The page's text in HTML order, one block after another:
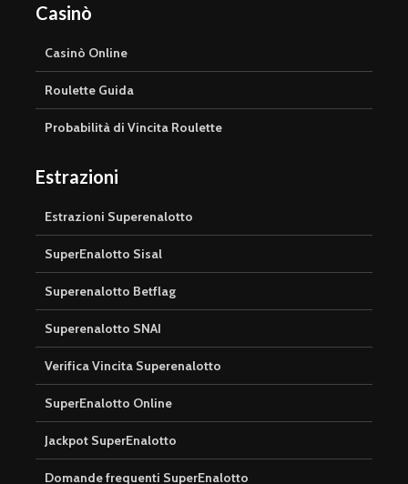
Casinò
Casinò Online
Roulette Guida
Probabilità di Vincita Roulette
Estrazioni
Estrazioni Superenalotto
SuperEnalotto Sisal
Superenalotto Betflag
Superenalotto SNAI
Verifica Vincita Superenalotto
SuperEnalotto Online
Jackpot SuperEnalotto
Domande frequenti SuperEnalotto